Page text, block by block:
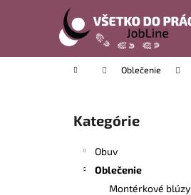
Domov Oblečenie
Preskočiť
kategórie
Kategórie
Obuv
Oblečenie
Montérkové blúzy
í
Späť
do
Späť
do